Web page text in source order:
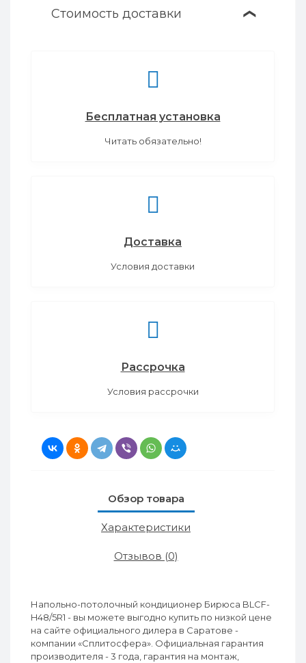
Стоимость доставки ❯
Бесплатная установка
Читать обязательно!
Доставка
Условия доставки
Рассрочка
Условия рассрочки
Обзор товара
Характеристики
Отзывов (0)
Напольно-потолочный кондиционер Бирюса BLCF-
H48/5R1 - вы можете выгодно купить по низкой цене
на сайте официального дилера в Саратове -
компании «Сплитосфера». Официальная гарантия
производителя - 3 года, гарантия на монтаж,